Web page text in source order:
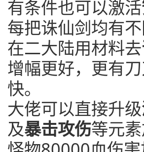
有条件也可以激活
每把诛仙剑均有
在二大陆用材料去
增幅更好，更有
快。
大佬可以直接升级
及暴击攻伤等元